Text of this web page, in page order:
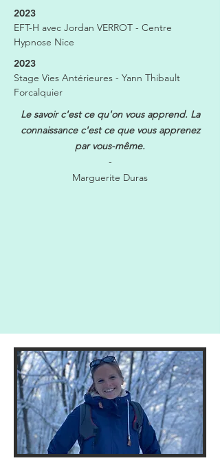
2023
EFT-H avec Jordan VERROT - Centre
Hypnose Nice
2023
Stage Vies Antérieures - Yann Thibault
Forcalquier
Le savoir c'est ce qu'on vous apprend. La
connaissance c'est ce que vous apprenez
par vous-même.
-
Marguerite Duras